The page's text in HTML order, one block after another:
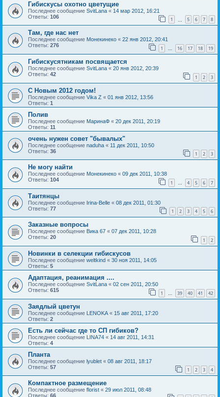
Гибискусы охотно цветущие
Последнее сообщение SvitLana « 14 мар 2012, 16:21
Ответы: 106 1 5 6 7 8
Там, где нас нет
Последнее сообщение Монекинеко « 22 янв 2012, 20:41
Ответы: 276 1 … 16 17 18 19
Гибискусятникам посвящается
Последнее сообщение SvitLana « 20 янв 2012, 20:39
Ответы: 42 1 2 3
С Новым 2012 годом!
Последнее сообщение Vika Z « 01 янв 2012, 13:56
Ответы: 1
Полив
Последнее сообщение МаринаФ « 20 дек 2011, 20:19
Ответы: 11
очень нужен совет "бывалых"
Последнее сообщение naduha « 11 дек 2011, 10:50
Ответы: 36 1 2 3
Не могу найти
Последнее сообщение Монекинеко « 09 дек 2011, 10:38
Ответы: 104 1 … 4 5 6 7
Таитянцы
Последнее сообщение Irina-Belle « 08 дек 2011, 01:30
Ответы: 77 1 2 3 4 5 6
Заказные вопросы
Последнее сообщение Вика 67 « 07 дек 2011, 10:28
Ответы: 20 1 2
Новинки в селекции гибискусов
Последнее сообщение weltkind « 30 ноя 2011, 14:05
Ответы: 5
Адаптация, реанимация ....
Последнее сообщение SvitLana « 02 сен 2011, 20:50
Ответы: 615 1 … 39 40 41 42
Заядлый цветун
Последнее сообщение LENOKA « 15 авг 2011, 17:20
Ответы: 2
Есть ли сейчас где то СП гибиков?
Последнее сообщение LINA74 « 14 авг 2011, 14:31
Ответы: 4
Планта
Последнее сообщение lyublet « 08 авг 2011, 18:17
Ответы: 57 1 2 3 4
Компактное размещение
Последнее сообщение florist « 29 июл 2011, 08:48
Ответы: 66